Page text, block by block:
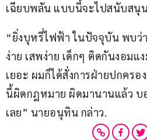
เฉียบพลัน แบบนี้จะไปสนับสนุน
“ยิ่งบุหรี่ไฟฟ้า ในปัจจุบัน พบว่
ง่าย เสพง่าย เด็กๆ ติดกันงอมแ
เยอะ ผมก็ได้สั่งการฝ่ายปกคร
นี้ผิดกฎหมาย ผิดมานานแล้ว บ
เลย” นายอนุทิน กล่าว.